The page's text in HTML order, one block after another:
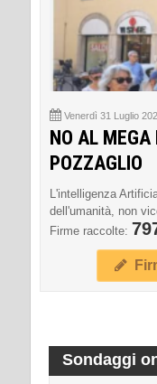
Venerdì 31 Luglio
NO AL
POZZAGLIO
L'intelligenza
dell'umanità, non
Firme raccolte:
Sondaggi